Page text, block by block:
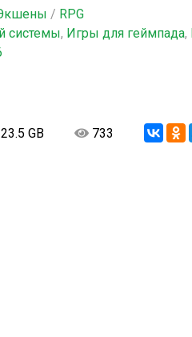
/ RPG
системы, Игры для геймпада,
GB 733